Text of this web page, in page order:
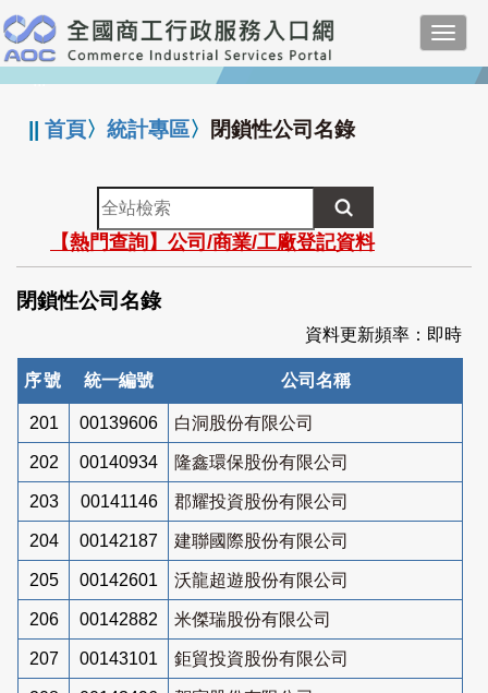
跳
到
主
要
:::
||首頁〉統計專區〉 閉鎖性公司名錄
全
站
檢
索
【熱門查詢】公司/商業/工廠登記資料
閉鎖性公司名錄
資料更新頻率：即時
序號 統一編號 公司名稱
201 00139606 白洞股份有限公司
202 00140934 隆鑫環保股份有限公司
203 00141146 郡耀投資股份有限公司
204 00142187 建聯國際股份有限公司
205 00142601 沃龍超遊股份有限公司
206 00142882 米傑瑞股份有限公司
207 00143101 鉅貿投資股份有限公司